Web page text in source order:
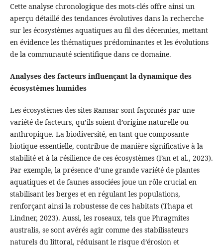
Cette analyse chronologique des mots-clés offre ainsi un
aperçu détaillé des tendances évolutives dans la recherche
sur les écosystèmes aquatiques au fil des décennies, mettant
en évidence les thématiques prédominantes et les évolutions
de la communauté scientifique dans ce domaine.
Analyses des facteurs influençant la dynamique des
écosystèmes humides
Les écosystèmes des sites Ramsar sont façonnés par une
variété de facteurs, qu’ils soient d’origine naturelle ou
anthropique. La biodiversité, en tant que composante
biotique essentielle, contribue de manière significative à la
stabilité et à la résilience de ces écosystèmes (Fan et al., 2023).
Par exemple, la présence d’une grande variété de plantes
aquatiques et de faunes associées joue un rôle crucial en
stabilisant les berges et en régulant les populations,
renforçant ainsi la robustesse de ces habitats (Thapa et
Lindner, 2023). Aussi, les roseaux, tels que Phragmites
australis, se sont avérés agir comme des stabilisateurs
naturels du littoral, réduisant le risque d’érosion et